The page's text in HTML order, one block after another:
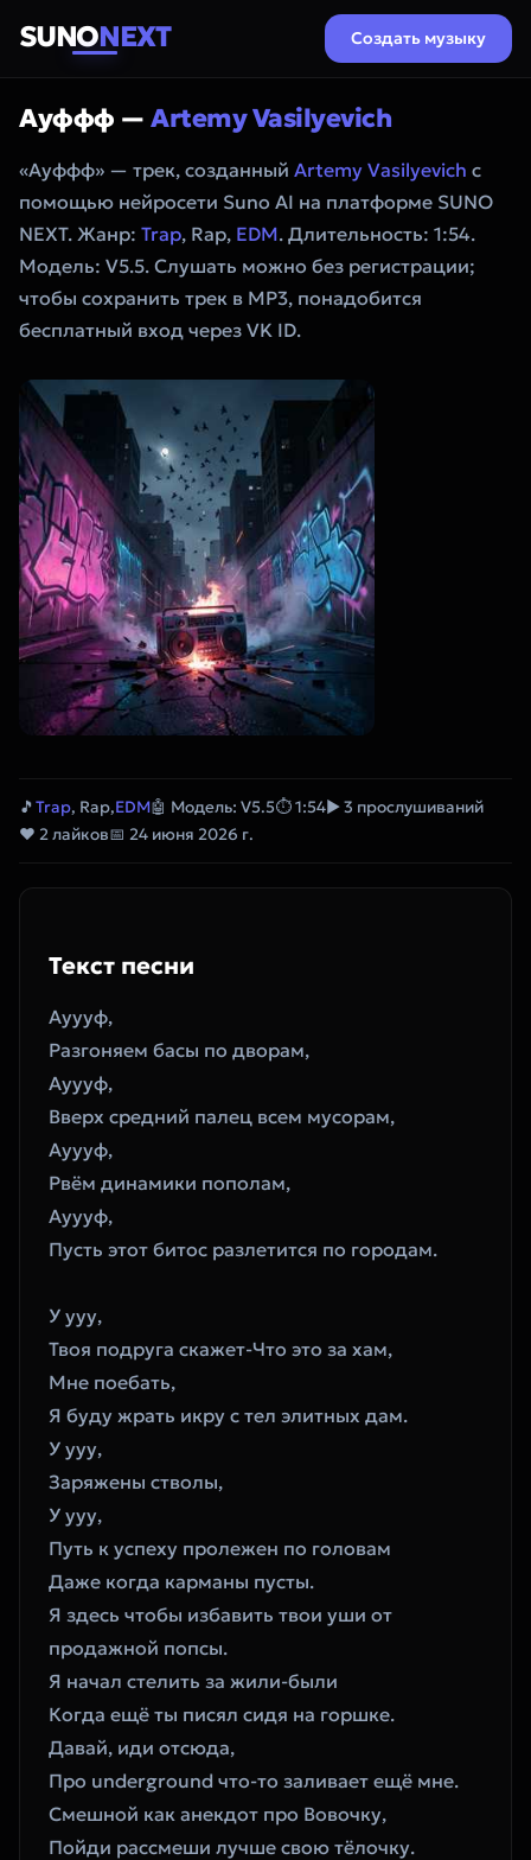
SUNONEXT Создать музыку
Ауффф — Artemy Vasilyevich
«Ауффф» — трек, созданный Artemy Vasilyevich с
помощью нейросети Suno AI на платформе SUNO
NEXT. Жанр: Trap, Rap, EDM. Длительность: 1:54.
Модель: V5.5. Слушать можно без регистрации;
чтобы сохранить трек в MP3, понадобится
бесплатный вход через VK ID.
🎵Trap, Rap,EDM🤖 Модель: V5.5⏱ 1:54▶ 3 прослушиваний
❤ 2 лайков📅 24 июня 2026 г.
Текст песни
Ауууф,
Разгоняем басы по дворам,
Ауууф,
Вверх средний палец всем мусорам,
Ауууф,
Рвём динамики пополам,
Ауууф,
Пусть этот битос разлетится по городам.
У ууу,
Твоя подруга скажет-Что это за хам,
Мне поебать,
Я буду жрать икру с тел элитных дам.
У ууу,
Заряжены стволы,
У ууу,
Путь к успеху пролежен по головам
Даже когда карманы пусты.
Я здесь чтобы избавить твои уши от
продажной попсы.
Я начал стелить за жили-были
Когда ещё ты писял сидя на горшке.
Давай, иди отсюда,
Про underground что-то заливает ещё мне.
Смешной как анекдот про Вовочку,
Пойди рассмеши лучше свою тёлочку.